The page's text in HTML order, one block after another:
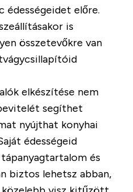
édességeidet előre.
is
összetevőkre van
elkészítése nem
segíthet
nyújthat konyhai
édességeid
és
biztos lehetsz abban,